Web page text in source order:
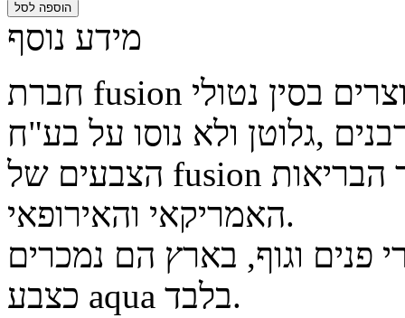
הוספה לסל
מידע נוסף
חברת fusion הנה חברה אוסטרלית,הצבעים מיוצרים בסין נטולי
הצבעים של fusion היפואלרגניים ומאושרי משרד הבריאות
האמריקאי והאירופאי.
פנים וגוף, בארץ הם נמכרים
כצבע aqua בלבד.